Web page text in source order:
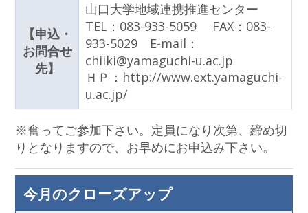
【申込・
お問合せ
先】
山口大学地域連携推進センター
TEL：083-933-5059 FAX：083-
933-5029 E-mail：
chiiki@yamaguchi-u.ac.jp
ＨＰ：http://www.ext.yamaguchi-
u.ac.jp/
※奮ってご参加下さい。定員になり次第、締め切
りとなりますので、お早めにお申込み下さい。
今月のクローズアップ